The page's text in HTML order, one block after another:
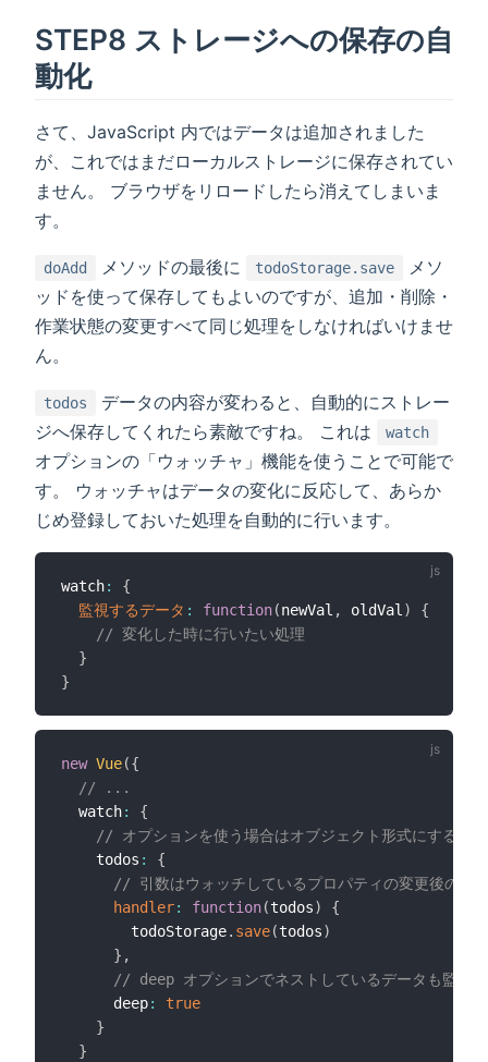
STEP8 ストレージへの保存の自
動化
さて、JavaScript 内ではデータは追加されました
が、これではまだローカルストレージに保存されてい
ません。 ブラウザをリロードしたら消えてしまいま
す。
doAdd メソッドの最後に todoStorage.save
メソ
ッドを使って保存してもよいのですが、追加・削除・
作業状態の変更すべて同じ処理をしなければいけませ
ん。
todos
データの内容が変わると、自動的にストレー
ジへ保存してくれたら素敵ですね。 これは
watch
オプションの「ウォッチャ」機能を使うことで可能で
す。 ウォッチャはデータの変化に反応して、あらか
じめ登録しておいた処理を自動的に行います。
watch:
{
監視するデータ : function(newVal , oldVal )
{
// 変化した時に行いたい処理
}
}
new Vue({
// ...
  watch
:
{
// オプションを使う場合はオブジェクト形式にする
    todos
:
{
// 引数はウォッチしているプロパティの変更後の値
handler: function(todos)
{
        todoStorage
. save(todos)
} ,
// deep オプションでネストしているデータも監視
      deep
:
true
}
}